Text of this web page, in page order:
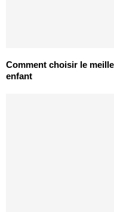
Comment choisir le
enfant